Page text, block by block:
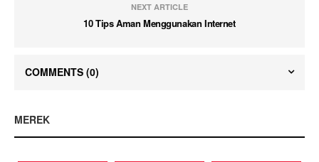
NEXT ARTICLE
10 Tips Aman Menggunakan Internet
COMMENTS (0)
MEREK